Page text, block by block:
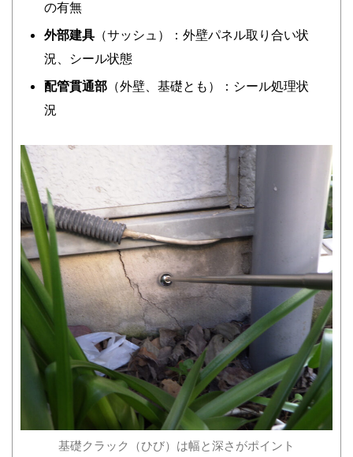
の有無
外部建具 （サッシュ）：外壁パネル取り合い状
況、シール状態
配管貫通部 （外壁、基礎とも）：シール処理状
況
基礎クラック（ひび）は幅と深さがポイント